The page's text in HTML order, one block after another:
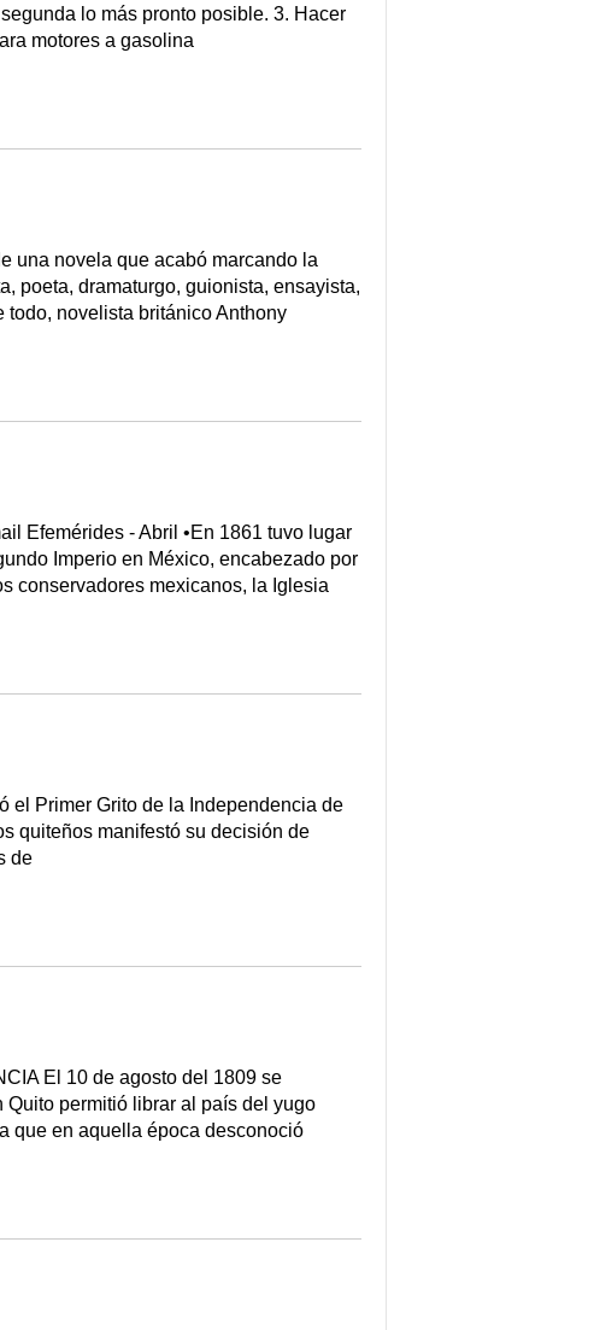
lo más pronto posible. 3. Hacer
motores a gasolina
una novela que acabó marcando la
poeta, dramaturgo, guionista, ensayista,
todo, novelista británico Anthony
Efemérides - Abril •En 1861 tuvo lugar
Imperio en México, encabezado por
conservadores mexicanos, la Iglesia
el Primer Grito de la Independencia de
quiteños manifestó su decisión de
de
El 10 de agosto del 1809 se
permitió librar al país del yugo
que en aquella época desconoció